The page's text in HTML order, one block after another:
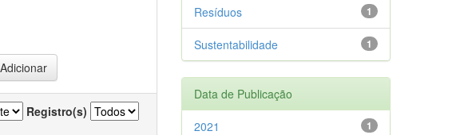
Registro(s)
1
Resíduos
1
Sustentabilidade
Data de Publicação
1
2021